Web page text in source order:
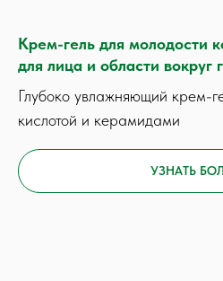
Крем-гель для молодости
для лица и области вокруг
Глубоко увлажняющий крем-
кислотой и керамидами
УЗНАТЬ